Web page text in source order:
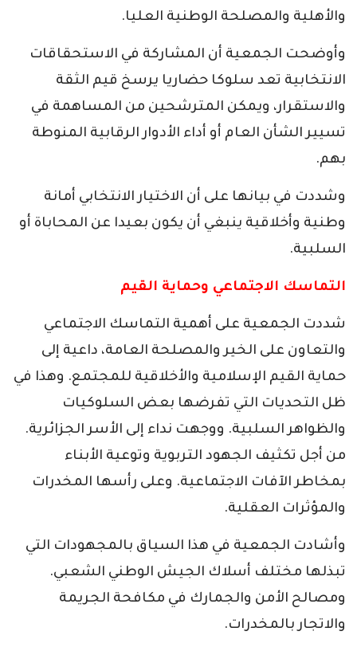
والأهلية والمصلحة الوطنية العليا.
وأوضحت الجمعية أن المشاركة في الاستحقاقات
الانتخابية تعد سلوكا حضاريا يرسخ قيم الثقة
والاستقرار، ويمكن المترشحين من المساهمة في
تسيير الشأن العام أو أداء الأدوار الرقابية المنوطة
بهم.
وشددت في بيانها على أن الاختيار الانتخابي أمانة
وطنية وأخلاقية ينبغي أن يكون بعيدا عن المحاباة أو
السلبية.
التماسك الاجتماعي وحماية القيم
شددت الجمعية على أهمية التماسك الاجتماعي
والتعاون على الخير والمصلحة العامة، داعية إلى
حماية القيم الإسلامية والأخلاقية للمجتمع. وهذا في
ظل التحديات التي تفرضها بعض السلوكيات
والظواهر السلبية. ووجهت نداء إلى الأسر الجزائرية.
من أجل تكثيف الجهود التربوية وتوعية الأبناء
بمخاطر الآفات الاجتماعية. وعلى رأسها المخدرات
والمؤثرات العقلية.
وأشادت الجمعية في هذا السياق بالمجهودات التي
تبذلها مختلف أسلاك الجيش الوطني الشعبي.
ومصالح الأمن والجمارك في مكافحة الجريمة
والاتجار بالمخدرات.